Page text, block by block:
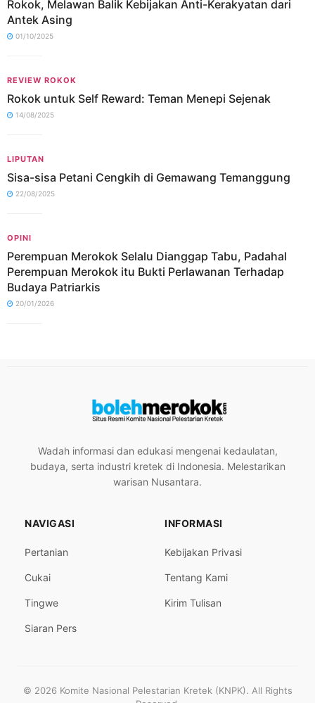
Rokok, Melawan Balik Kebijakan Anti-Kerakyatan dari
Antek Asing
01/10/2025
REVIEW ROKOK
Rokok untuk Self Reward: Teman Menepi Sejenak
14/08/2025
LIPUTAN
Sisa-sisa Petani Cengkih di Gemawang Temanggung
22/08/2025
OPINI
Perempuan Merokok Selalu Dianggap Tabu, Padahal
Perempuan Merokok itu Bukti Perlawanan Terhadap
Budaya Patriarkis
20/01/2026
Wadah informasi dan edukasi mengenai kedaulatan,
budaya, serta industri kretek di Indonesia. Melestarikan
warisan Nusantara.
NAVIGASI
Pertanian
Cukai
Tingwe
Siaran Pers
INFORMASI
Kebijakan Privasi
Tentang Kami
Kirim Tulisan
© 2026 Komite Nasional Pelestarian Kretek (KNPK). All Rights